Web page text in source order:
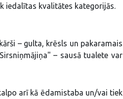
iedalītas kvalitātes kategorijās.
– gulta, krēsls un pakaramais
– sausā tualete var
arī kā ēdamistaba un/vai tiek